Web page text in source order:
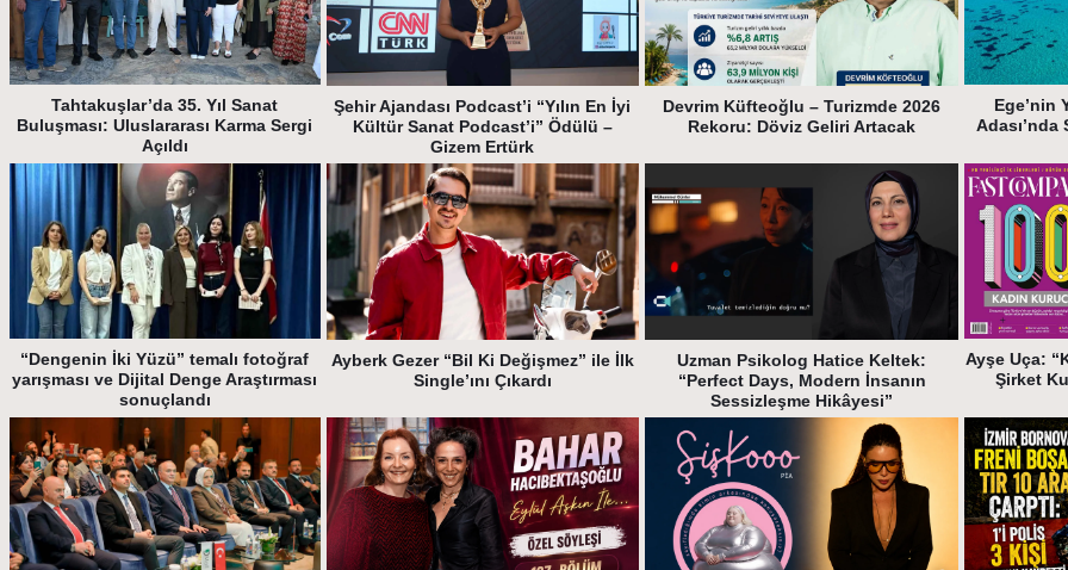
Tahtakuşlar’da 35. Yıl Sanat
Buluşması: Uluslararası Karma Sergi
Açıldı
Şehir Ajandası Podcast’i “Yılın En İyi
Kültür Sanat Podcast’i” Ödülü –
Gizem Ertürk
Devrim Küfteoğlu – Turizmde 2026
Rekoru: Döviz Geliri Artacak
Ege’nin
“Dengenin İki Yüzü” temalı fotoğraf
yarışması ve Dijital Denge Araştırması
sonuçlandı
Ayberk Gezer “Bil Ki Değişmez” ile İlk
Single’ını Çıkardı
Uzman Psikolog Hatice Keltek:
“Perfect Days, Modern İnsanın
Sessizleşme Hikâyesi”
Ayşe Uça:
Şirket